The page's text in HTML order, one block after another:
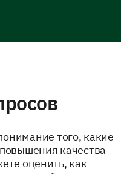
того, какие
качества
оценить, как